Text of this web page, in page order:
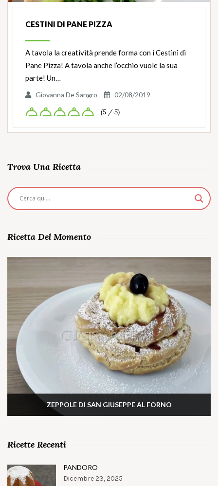
CESTINI DI PANE PIZZA
A tavola la creatività prende forma con i Cestini di
Pane Pizza! A tavola anche l’occhio vuole la sua
parte! Un…
Giovanna De Sangro 02/08/2019
(5 / 5)
Trova Una Ricetta
Ricetta Del Momento
ZEPPOLE DI SAN GIUSEPPE AL FORNO
Ricette Recenti
PANDORO
Dicembre 23, 2025